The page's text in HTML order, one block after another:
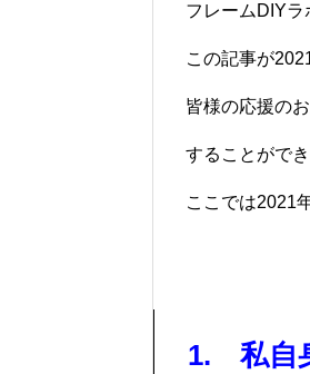
フレームDIYラ
この記事が
皆様の応援の
することができ
ここでは2021
1. 私自